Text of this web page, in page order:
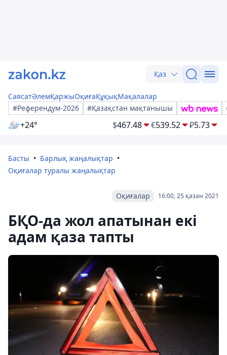
Қаз
СаясатӘлемҚаржыОқиғаҚұқықМақалалар
#Референдум-2026
#Қазақстан мақтанышы
+24° $467.48 €539.52 ₽5.73
Басты
Барлық жаңалықтар
Оқиғалар туралы жаңалықтар
16:00, 25 қазан 2021
Оқиғалар
БҚО-да жол апатынан екі
адам қаза тапты